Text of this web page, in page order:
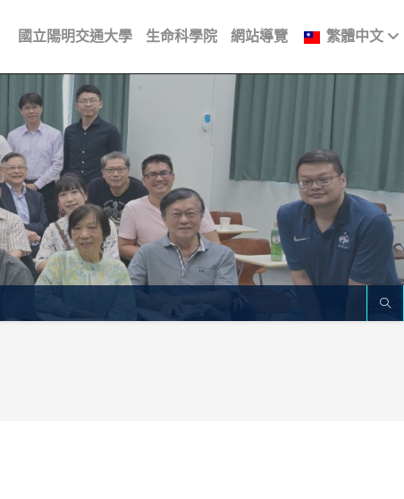
國立陽明交通大學 生命科學院 網站導覽 繁體中文